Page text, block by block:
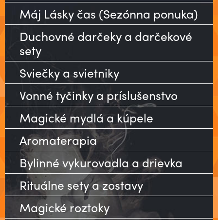
Máj Lásky čas (Sezónna ponuka)
Duchovné darčeky a darčekové
sety
Sviečky a svietniky
Vonné tyčinky a príslušenstvo
Magické mydlá a kúpele
Aromaterapia
Bylinné vykurovadla a drievka
Rituálne sety a zostavy
Magické roztoky